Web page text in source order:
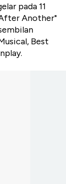
pada 11
Another"
Best